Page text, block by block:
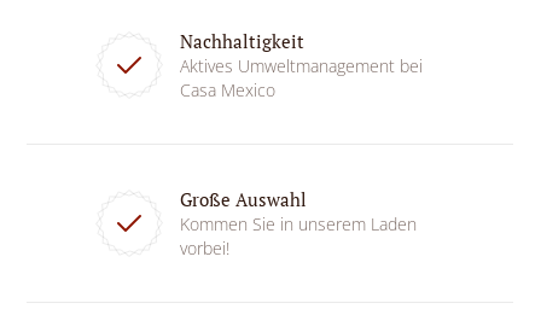
Nachhaltigkeit
Aktives Umweltmanagement bei
Casa Mexico
Große Auswahl
Kommen Sie in unserem Laden
vorbei!